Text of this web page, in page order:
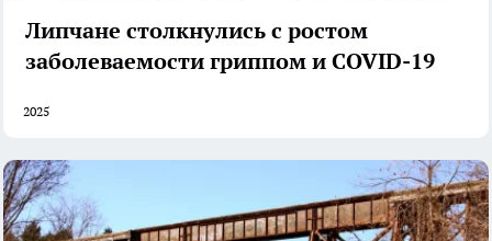
Липчане столкнулись с ростом
заболеваемости гриппом и COVID-19
2025